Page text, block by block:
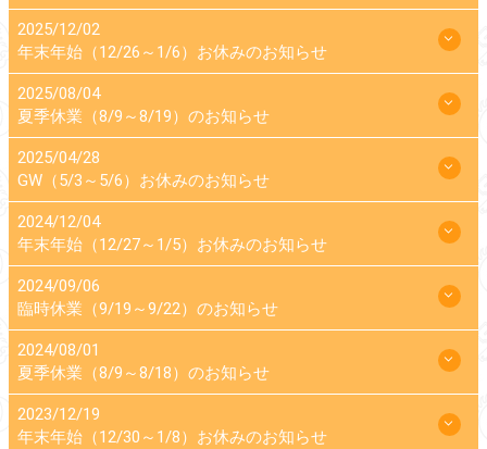
2025/12/02
年末年始（12/26～1/6）お休みのお知らせ
2025/08/04
夏季休業（8/9～8/19）のお知らせ
2025/04/28
GW（5/3～5/6）お休みのお知らせ
2024/12/04
年末年始（12/27～1/5）お休みのお知らせ
2024/09/06
臨時休業（9/19～9/22）のお知らせ
2024/08/01
夏季休業（8/9～8/18）のお知らせ
2023/12/19
年末年始（12/30～1/8）お休みのお知らせ